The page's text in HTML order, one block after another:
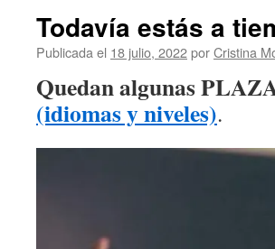
Todavía estás a
Publicada el 18 julio, 2022porCristina
Quedan algunas
(idiomas y niveles).